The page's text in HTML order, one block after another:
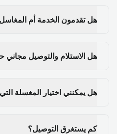
هل تقدمون الخدمة أم
هل الاستلام والتوصيل مجاني
هل يمكنني اختيار المغسلة
كم يستغرق التوصيل؟